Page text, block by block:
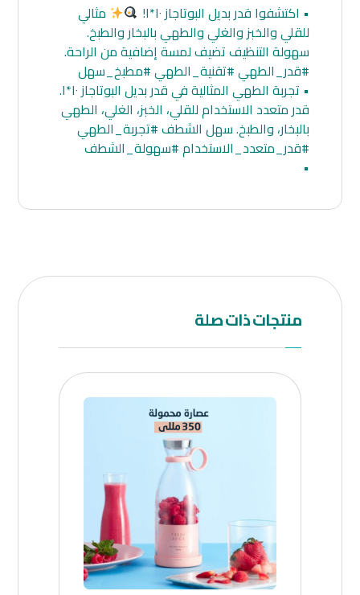
• اكتشفوا قدر بديل البوتاجاز ١٠*١!
مثالي
للقلي والخبز والغلي والطهي بالبخار والطبخ.
سهولة التنظيف تضيف لمسة إضافية من الراحة.
#قدر_الطهي #تقنية_الطهي #مطبخ_سهل
• تجربة الطهي المثالية في قدر بديل البوتاجاز ١٠*١.
قدر متعدد الاستخدام للقلي، الخبز، الغلي، الطهي
بالبخار، والطبخ. سهل الشطف #تجربة_الطهي
#قدر_متعدد_الاستخدام #سهولة_الشطف
•
منتجات ذات صلة